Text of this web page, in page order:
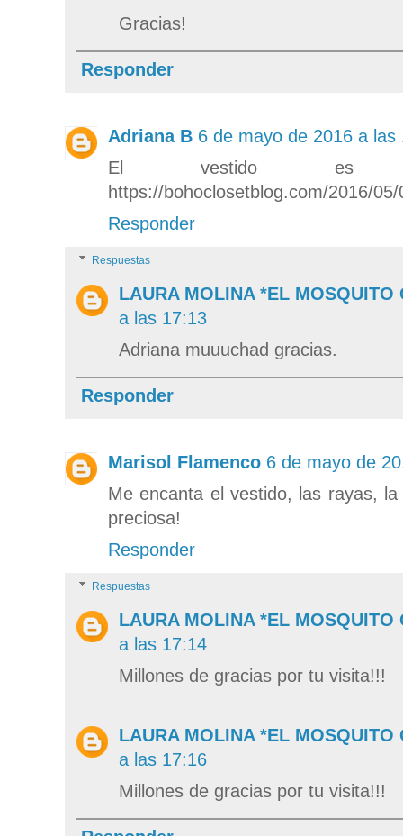
Gracias!
Responder
Adriana B 6 de mayo de 2016 a las
El vestido es
https://bohoclosetblog.com/2016/
Responder
Respuestas
LAURA MOLINA *EL MOSQUITO
a las 17:13
Adriana muuuchad gracias.
Responder
Marisol Flamenco 6 de mayo de
Me encanta el vestido, las rayas,
preciosa!
Responder
Respuestas
LAURA MOLINA *EL MOSQUITO
a las 17:14
Millones de gracias por tu visita!!!
LAURA MOLINA *EL MOSQUITO
a las 17:16
Millones de gracias por tu visita!!!